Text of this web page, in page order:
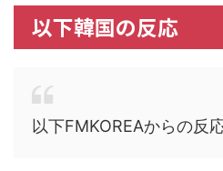
以下韓国の反応
以下FMKOREAからの反応